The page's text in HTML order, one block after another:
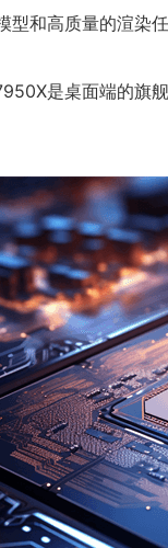
和高质量的渲染任
是桌面端的旗